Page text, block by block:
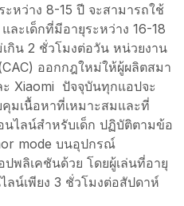
หว่าง 8-15 ปี จะสามารถใช้
ละเด็กที่มีอายุระหว่าง 16-18
กิน 2 ชั่วโมงต่อวัน หน่วยงาน
ออกกฎใหม่ให้ผู้ผลิตสมา
Xiaomi ปัจจุบันทุกแอปจะ
มเนื้อหาที่เหมาะสมและที่
ไลน์สำหรับเด็ก ปฏิบัติตามข้อ
mode บนอุปกรณ์
พลิเคชันด้วย โดยผู้เล่นที่อายุ
ลน์เพียง 3 ชั่วโมงต่อสัปดาห์